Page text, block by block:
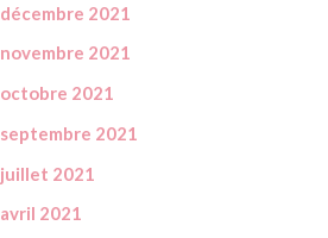
décembre 2021
novembre 2021
octobre 2021
septembre 2021
juillet 2021
avril 2021